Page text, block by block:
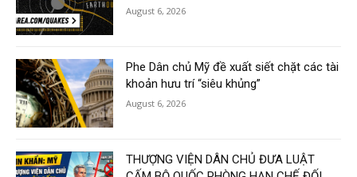
August 6, 2026
Phe Dân chủ Mỹ đề xuất siết chặt các tài
khoản hưu trí “siêu khủng”
August 6, 2026
THƯỢNG VIỆN DÂN CHỦ ĐƯA LUẬT